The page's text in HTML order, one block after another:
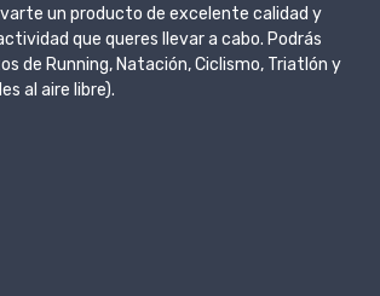
un producto de excelente calidad y
que queres llevar a cabo. Podrás
de Running, Natación, Ciclismo, Triatlón y
al aire libre).